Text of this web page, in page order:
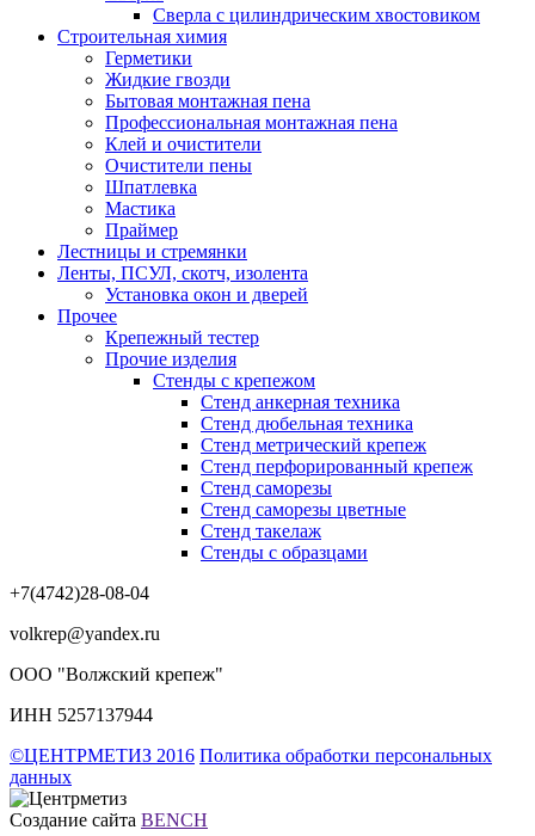
Сверла с цилиндрическим хвостовиком
Строительная химия
Герметики
Жидкие гвозди
Бытовая монтажная пена
Профессиональная монтажная пена
Клей и очистители
Очистители пены
Шпатлевка
Мастика
Праймер
Лестницы и стремянки
Ленты, ПСУЛ, скотч, изолента
Установка окон и дверей
Прочее
Крепежный тестер
Прочие изделия
Стенды с крепежом
Стенд анкерная техника
Стенд дюбельная техника
Стенд метрический крепеж
Стенд перфорированный крепеж
Стенд саморезы
Стенд саморезы цветные
Стенд такелаж
Стенды с образцами
+7(4742)28-08-04
volkrep@yandex.ru
ООО "Волжский крепеж"
ИНН 5257137944
©ЦЕНТРМЕТИЗ 2016 Политика обработки персональных
данных
Создание сайта BENCH